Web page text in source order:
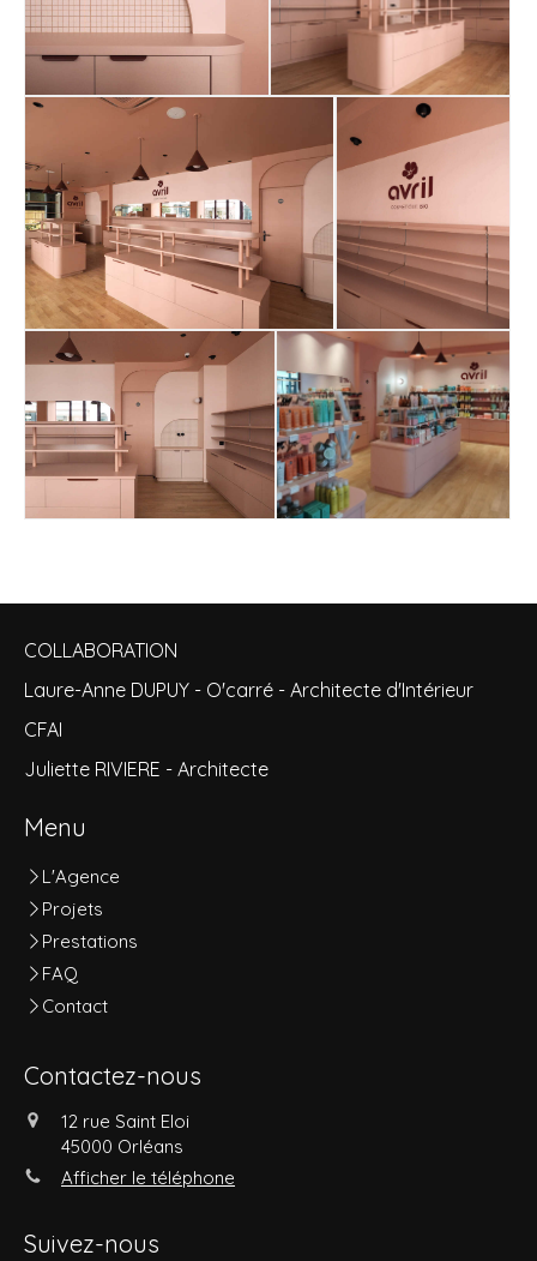
COLLABORATION
Laure-Anne DUPUY - O'carré - Architecte d'Intérieur
CFAI
Juliette RIVIERE - Architecte
Menu
L'Agence
Projets
Prestations
FAQ
Contact
Contactez-nous
12 rue Saint Eloi
45000 Orléans
Afficher le téléphone
Suivez-nous